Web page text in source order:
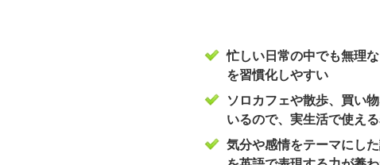
忙しい日常の中でも無理
を習慣化しやすい
ソロカフェや散歩、買い
いるので、実生活で使え
気分や感情をテーマにし